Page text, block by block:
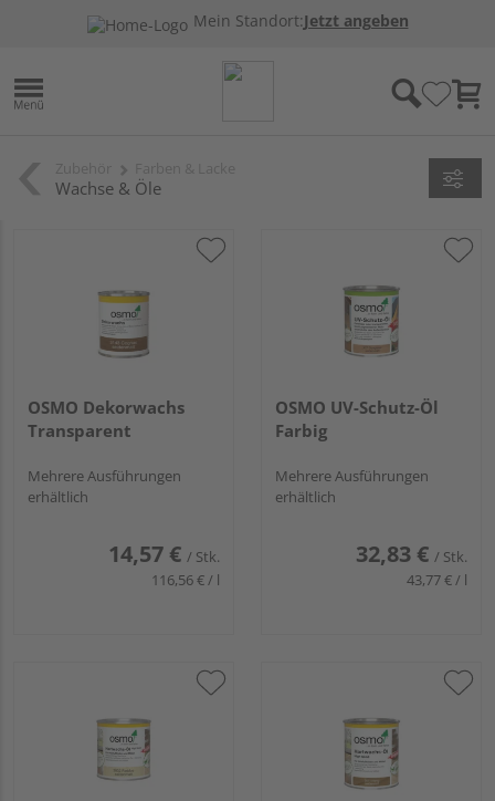
Mein Standort:Jetzt angeben
Wachse & Öle
OSMO Dekorwachs
Transparent
Mehrere Ausführungen
erhältlich
14,57 € / Stk.
116,56 € / l
OSMO UV-Schutz-Öl
Farbig
Mehrere Ausführungen
erhältlich
32,83 € / Stk.
43,77 € / l